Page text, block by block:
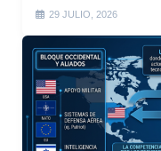
29 JULIO, 2026